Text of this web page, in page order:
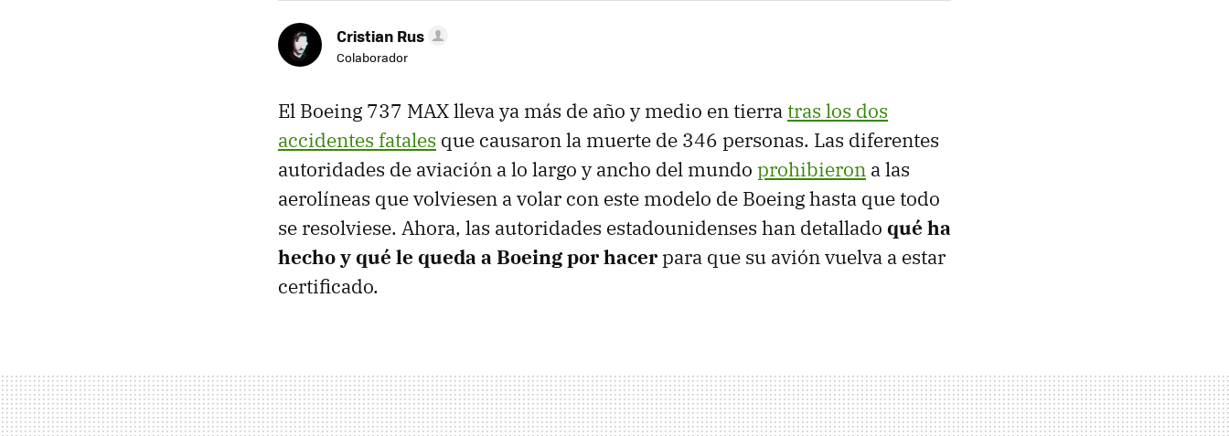
Cristian Rus
Colaborador
El Boeing 737 MAX lleva ya más de año y medio en tierratras los dos
accidentes fatales que causaron la muerte de 346 personas. Las diferentes
autoridades de aviación a lo largo y ancho del mundo prohibieron a las
aerolíneas que volviesen a volar con este modelo de Boeing hasta que todo
se resolviese. Ahora, las autoridades estadounidenses han detallado qué ha
hecho y qué le queda a Boeing por hacerpara que su avión vuelva a estar
certificado.